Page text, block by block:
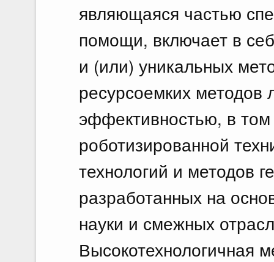
являющаяся частью
помощи, включает в
и (или) уникальных
ресурсоемких методов
эффективностью, в том
роботизированной
технологий и методов
разработанных на
науки и смежных
Высокотехнологичная